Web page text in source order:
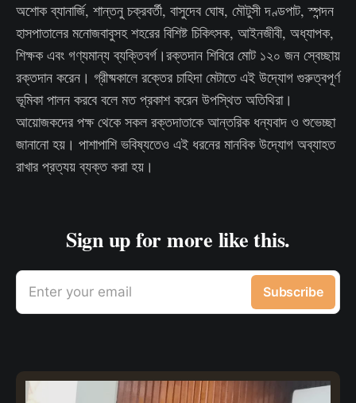
অশোক ব্যানার্জি, শান্তনু চক্রবর্তী, বাসুদেব ঘোষ, মৌটুসী দণ্ডপাট, স্পন্দন
হাসপাতালের মনোজবাবুসহ শহরের বিশিষ্ট চিকিৎসক, আইনজীবী, অধ্যাপক,
শিক্ষক এবং গণ্যমান্য ব্যক্তিবর্গ।রক্তদান শিবিরে মোট ১২০ জন স্বেচ্ছায়
রক্তদান করেন। গ্রীষ্মকালে রক্তের চাহিদা মেটাতে এই উদ্যোগ গুরুত্বপূর্ণ
ভূমিকা পালন করবে বলে মত প্রকাশ করেন উপস্থিত অতিথিরা।
আয়োজকদের পক্ষ থেকে সকল রক্তদাতাকে আন্তরিক ধন্যবাদ ও শুভেচ্ছা
জানানো হয়। পাশাপাশি ভবিষ্যতেও এই ধরনের মানবিক উদ্যোগ অব্যাহত
রাখার প্রত্যয় ব্যক্ত করা হয়।
Sign up for more like this.
Enter your email Subscribe